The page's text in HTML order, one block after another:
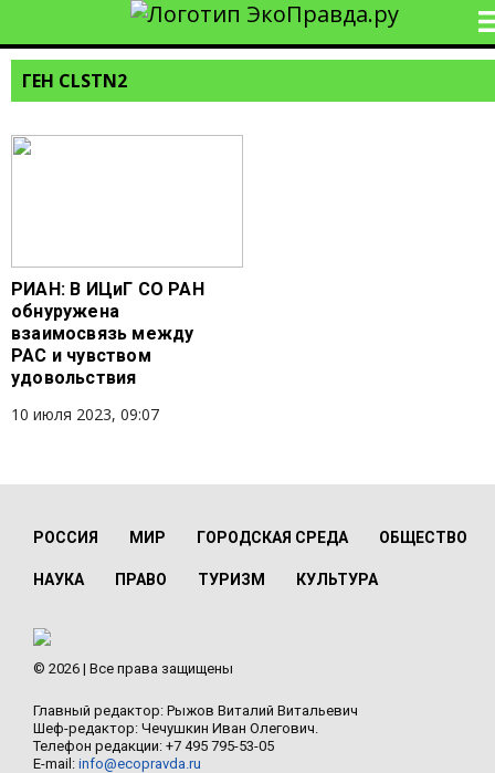
ГЕН CLSTN2
РИАН: В ИЦиГ СО РАН
обнуружена
взаимосвязь между
РАС и чувством
удовольствия
10 июля 2023, 09:07
РОССИЯ МИР ГОРОДСКАЯ СРЕДА ОБЩЕСТВО
НАУКА ПРАВО ТУРИЗМ КУЛЬТУРА
© 2026 | Все права защищены
Главный редактор: Рыжов Виталий Витальевич
Шеф-редактор: Чечушкин Иван Олегович.
Телефон редакции: +7 495 795-53-05
E-mail: info@ecopravda.ru